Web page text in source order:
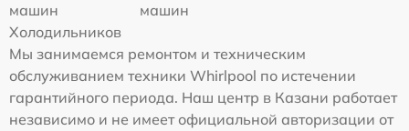
машин
машин
Холодильников
Мы занимаемся ремонтом и техническим
обслуживанием техники Whirlpool по истечении
гарантийного периода. Наш центр в Казани работает
независимо и не имеет официальной авторизации от